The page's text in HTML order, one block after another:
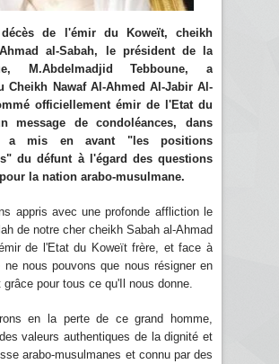
de l'émir du Koweït, cheikh
al-Sabah, le président de la
M.Abdelmadjid Tebboune, a
Cheikh Nawaf Al-Ahmed Al-Jabir Al-
officiellement émir de l'Etat du
message de condoléances, dans
a mis en avant "les positions
du défunt à l'égard des questions
la nation arabo-musulmane.
appris avec une profonde affliction le
de notre cher cheikh Sabah al-Ahmad
de l'Etat du Koweït frère, et face à
ne nous pouvons que nous résigner en
grâce pour tous ce qu'Il nous donne.
en la perte de ce grand homme,
valeurs authentiques de la dignité et
arabo-musulmanes et connu par des